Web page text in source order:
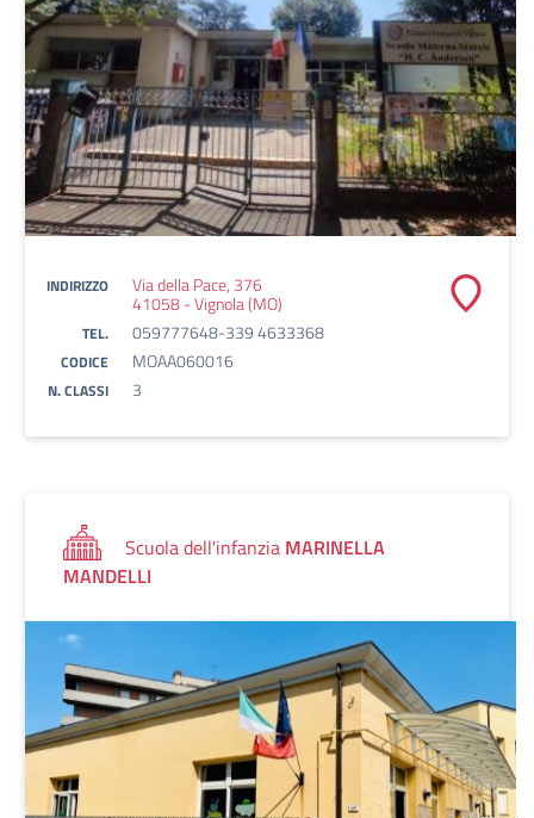
INDIRIZZO Via della Pace, 376
41058 - Vignola (MO)
TEL. 059777648-339 4633368
CODICE MOAA060016
N. CLASSI 3
Scuola dell'infanzia MARINELLA
MANDELLI